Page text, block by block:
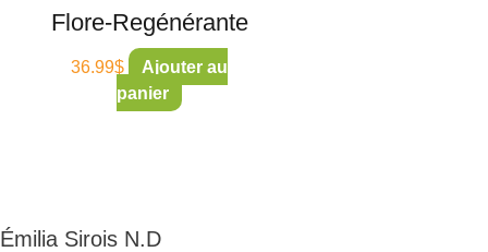
Flore-Regénérante
36.99$
Ajouter au
panier
Émilia Sirois N.D